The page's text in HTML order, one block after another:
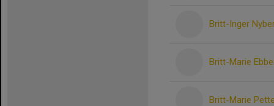
Britt-Inger
Britt-Marie
Britt-Marie